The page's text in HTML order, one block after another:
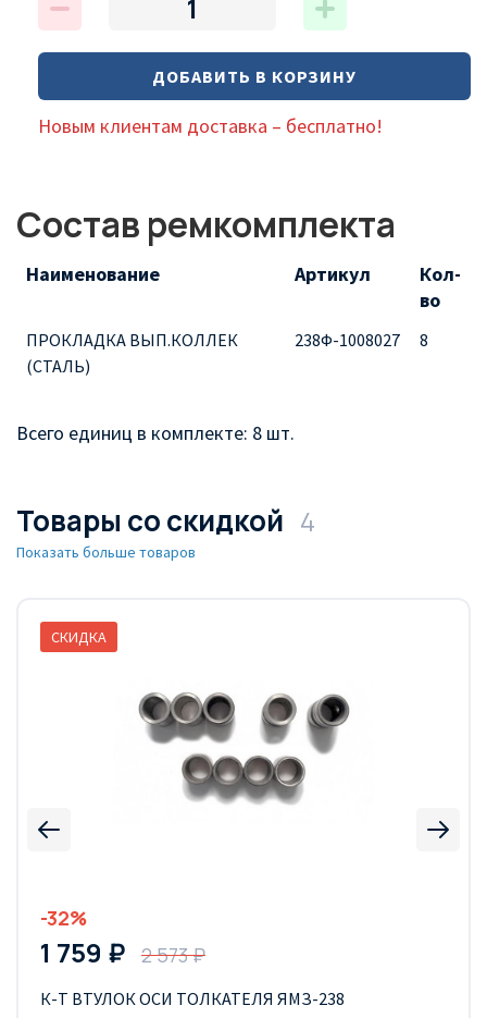
ДОБАВИТЬ В КОРЗИНУ
Новым клиентам доставка – бесплатно!
Состав ремкомплекта
Наименование Артикул
Кол-
во
ПРОКЛАДКА ВЫП.КОЛЛЕК
(СТАЛЬ)
238Ф-1008027 8
Всего единиц в комплекте: 8 шт.
Товары со скидкой 4
Показать больше товаров
СКИДКА
-32%
1 759 ₽ 2 573 ₽
К-Т ВТУЛОК ОСИ ТОЛКАТЕЛЯ ЯМЗ-238